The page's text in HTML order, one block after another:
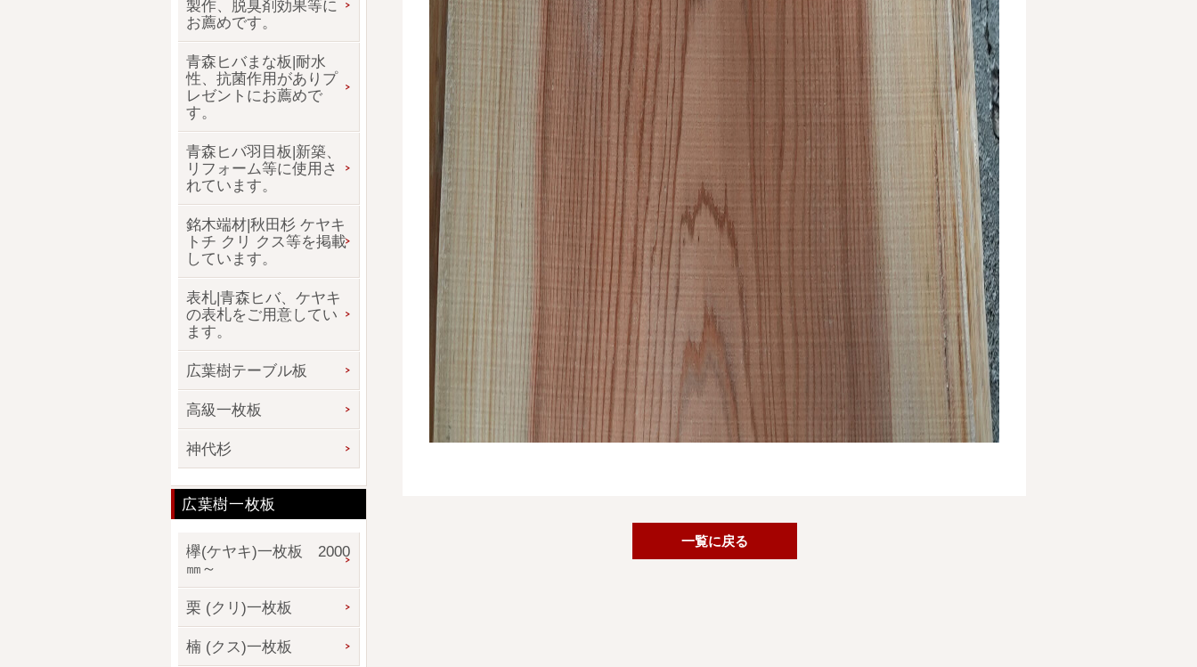
一覧に戻る
製作、脱臭剤効果等に
お薦めです。
青森ヒバまな板|耐水
性、抗菌作用がありプ
レゼントにお薦めで
す。
青森ヒバ羽目板|新築、
リフォーム等に使用さ
れています。
銘木端材|秋田杉 ケヤキ
トチ クリ クス等を掲載
しています。
表札|青森ヒバ、ケヤキ
の表札をご用意してい
ます。
広葉樹テーブル板
高級一枚板
神代杉
広葉樹一枚板
欅(ケヤキ)一枚板 2000
㎜～
栗 (クリ)一枚板
楠 (クス)一枚板